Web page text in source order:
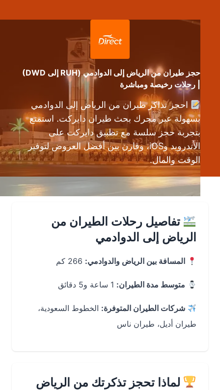
حجز طيران من الرياض إلى الدوادمي (RUH إلى DWD)
| رحلات رخيصة ومباشرة
احجز تذاكر طيران من الرياض إلى الدوادمي
بسهولة عبر محرك بحث طيران دايركت. استمتع
بتجربة حجز سلسة مع تطبيق دايركت على
الأندرويد وiOS، وقارن بين أفضل العروض لتوفير
الوقت والمال.
تفاصيل رحلات الطيران من
الرياض إلى الدوادمي
المسافة بين الرياض والدوادمي:266 كم
متوسط مدة الطيران:1 ساعة و5 دقائق
شركات الطيران المتوفرة:الخطوط السعودية،
طيران أديل، طيران ناس
لماذا تحجز تذكرتك من الرياض